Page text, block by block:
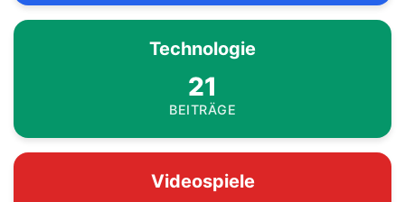
Technologie
21
BEITRÄGE
Videospiele